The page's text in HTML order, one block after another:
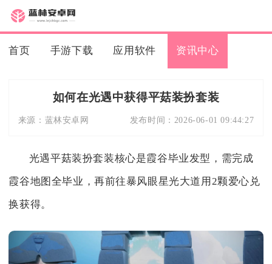
首页 手游下载 应用软件 资讯中心
如何在光遇中获得平菇装扮套装
来源： 蓝林安卓网 发布时间： 2026-06-01 09:44:27
光遇平菇装扮套装核心是霞谷毕业发型，需完成
霞谷地图全毕业，再前往暴风眼星光大道用2颗爱心兑
换获得。